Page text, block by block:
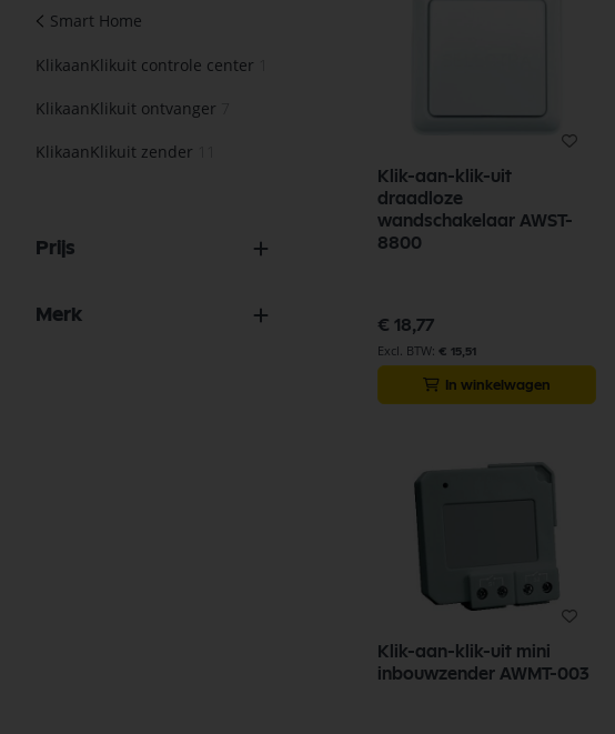
Klik-aan-klik-uit
draadloze
wandschakelaar AWST-
8800
€ 18,77
€ 15,51
In winkelwagen
Klik-aan-klik-uit mini
inbouwzender AWMT-003
Smart Home
KlikaanKlikuit controle center
KlikaanKlikuit ontvanger
KlikaanKlikuit zender
Prijs
Merk